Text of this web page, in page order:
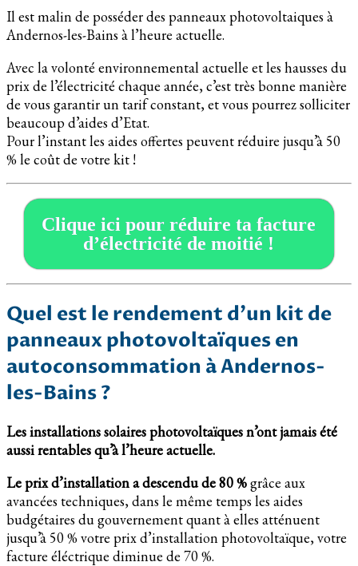
Il est malin de posséder des panneaux photovoltaiques à
Andernos-les-Bains à l’heure actuelle.
Avec la volonté environnemental actuelle et les hausses du
prix de l’électricité chaque année, c’est très bonne manière
de vous garantir un tarif constant, et vous pourrez solliciter
beaucoup d’aides d’Etat.
Pour l’instant les aides offertes peuvent réduire jusqu’à 50
% le coût de votre kit !
Clique ici pour réduire ta facture
d’électricité de moitié !
Quel est le rendement d’un kit de
panneaux photovoltaïques en
autoconsommation à Andernos-
les-Bains ?
Les installations solaires photovoltaïques n’ont jamais été
aussi rentables qu’à l’heure actuelle.
Le prix d’installation a descendu de 80 %grâce aux
avancées techniques, dans le même temps les aides
budgétaires du gouvernement quant à elles atténuent
jusqu’à 50 % votre prix d’installation photovoltaïque, votre
facture éléctrique diminue de 70 %.